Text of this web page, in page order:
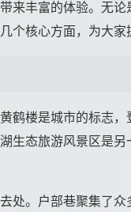
来丰富的体验。无
个核心方面，为大家
鹤楼是城市的标志
生态旅游风景区是
处。户部巷聚集了